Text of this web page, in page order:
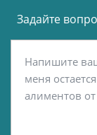
Задайте